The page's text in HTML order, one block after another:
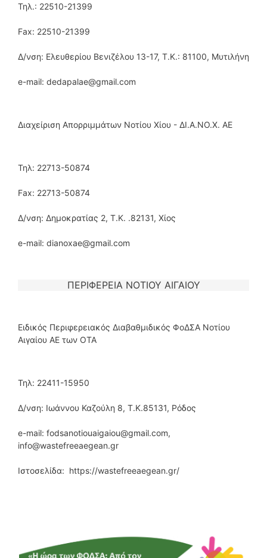
Τηλ.: 22510-21399
Fax: 22510-21399
Δ/νση: Ελευθερίου Βενιζέλου 13-17, Τ.Κ.: 81100, Μυτιλήνη
e-mail: dedapalae@gmail.com
Διαχείριση Απορριμμάτων Νοτίου Χίου - ΔΙ.Α.ΝΟ.Χ. ΑΕ
Τηλ: 22713-50874
Fax: 22713-50874
Δ/νση: Δημοκρατίας 2, T.K. .82131, Χίος
e-mail: dianoxae@gmail.com
ΠΕΡΙΦΕΡΕΙΑ ΝΟΤΙΟΥ ΑΙΓΑΙΟΥ
Ειδικός Περιφερειακός Διαβαθμιδικός ΦοΔΣΑ Νοτίου
Αιγαίου ΑΕ των ΟΤΑ
Τηλ: 22411-15950
Δ/νση: Ιωάννου Καζούλη 8, Τ.Κ.85131, Ρόδος
e-mail: fodsanotiouaigaiou@gmail.com,
info@wastefreeaegean.gr
Ιστοσελίδα: https://wastefreeaegean.gr/